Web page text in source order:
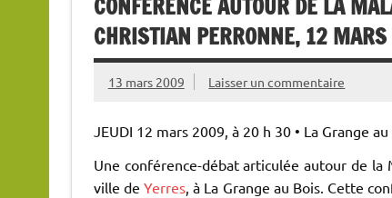
CHRISTIAN PERRONNE, 12
13 mars 2009 Laisser un commentaire
JEUDI 12 mars 2009, à 20 h 30 • La Grange au
Une conférence-débat articulée autour de la
ville deYerres, à La Grange au Bois. Cette